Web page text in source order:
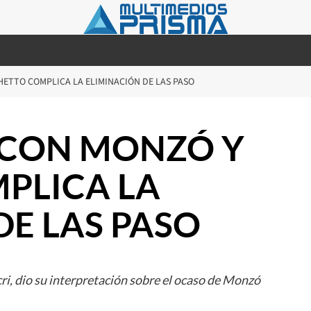
COMPLICA LA ELIMINACIÓN DE LAS PASO
MONZÓ Y
LA
LAS PASO
dio su interpretación sobre el ocaso de Monzó